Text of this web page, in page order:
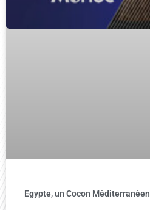
Egypte, un Cocon